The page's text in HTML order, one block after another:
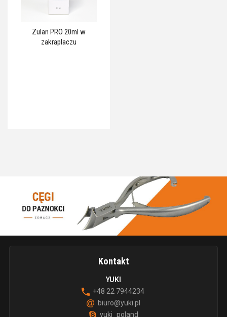
Zulan PRO 20ml w
zakraplaczu
Kontakt
YUKI
+48 22 7944234
biuro@yuki.pl
yuki_poland